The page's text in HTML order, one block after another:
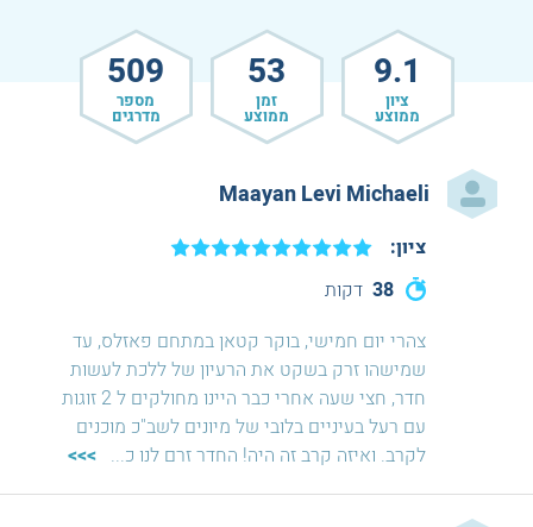
Maayan Levi Michaeli
38 דקות
ציון:
צהרי יום חמישי, בוקר קטאן במתחם פאזלס, עד
שמישהו זרק בשקט את הרעיון של ללכת לעשות
חדר, חצי שעה אחרי כבר היינו מחולקים ל 2 זוגות
עם רעל בעיניים בלובי של מיונים לשב"כ מוכנים
לקרב. ואיזה קרב זה היה! החדר זרם לנו כ...
>>>
9.1
ציון
ממוצע
53
זמן
ממוצע
509
מספר
מדרגים